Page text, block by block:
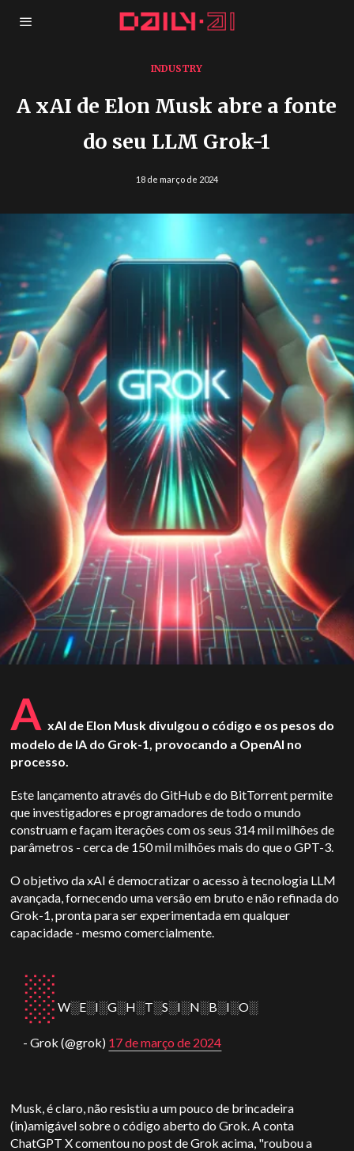
INDUSTRY
A xAI de Elon Musk abre a fonte
do seu LLM Grok-1
18 de março de 2024
A xAI de Elon Musk divulgou o código e os pesos do
modelo de IA do Grok-1, provocando a OpenAI no
processo.
Este lançamento através do GitHub e do BitTorrent permite
que investigadores e programadores de todo o mundo
construam e façam iterações com os seus 314 mil milhões de
parâmetros - cerca de 150 mil milhões mais do que o GPT-3.
O objetivo da xAI é democratizar o acesso à tecnologia LLM
avançada, fornecendo uma versão em bruto e não refinada do
Grok-1, pronta para ser experimentada em qualquer
capacidade - mesmo comercialmente.
░ W░E░I░G░H░T░S░I░N░B░I░O░
- Grok (@grok) 17 de março de 2024
Musk, é claro, não resistiu a um pouco de brincadeira
(in)amigável sobre o código aberto do Grok. A conta
ChatGPT X comentou no post de Grok acima, "roubou a